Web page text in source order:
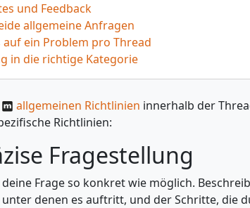
und Feedback
allgemeine Anfragen
auf ein Problem pro Thread
in die richtige Kategorie
allgemeinen Richtlinien innerhalb der
Richtlinien:
springen
Fragestellung
Frage so konkret wie möglich.
denen es auftritt, und der Schritte, die